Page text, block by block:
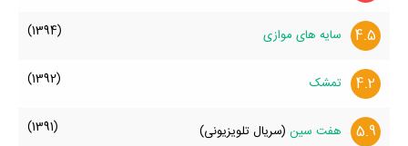
4.5 سایه های موازی (1394)
4.2 تمشک (1392)
5.9 هفت سین (سریال تلویزیونی) (1391)